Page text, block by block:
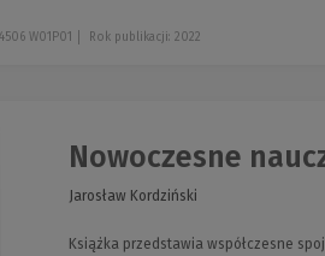
W01P01 Rok publikacji: 2022
Nowoczesne
Jarosław Kordziński
Książka przedstawia współczesne